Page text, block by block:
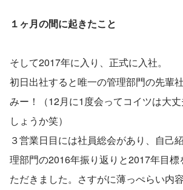
１ヶ月の間に起きたこと
そして2017年に入り、正式に入社。
初日出社すると唯一の管理部門の先輩
みー！（12月に1度会ってコイツは大
しょうか笑）
３営業日目には社員総会があり、自己
理部門の2016年振り返りと2017年目標
ただきました。さすがに薄っぺらい内